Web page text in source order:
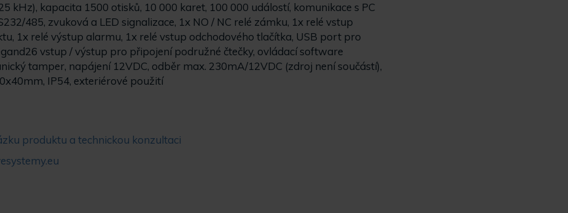
kHz), kapacita 1500 otisků, 10 000 karet, 100 000 událostí, komunikace s PC
485, zvuková a LED signalizace, 1x NO / NC relé zámku, 1x relé vstup
1x relé výstup alarmu, 1x relé vstup odchodového tlačítka, USB port pro
vstup / výstup pro připojení podružné čtečky, ovládací software
tamper, napájení 12VDC, odběr max. 230mA/12VDC (zdroj není součástí),
IP54, exteriérové použití
produktu a technickou konzultaci